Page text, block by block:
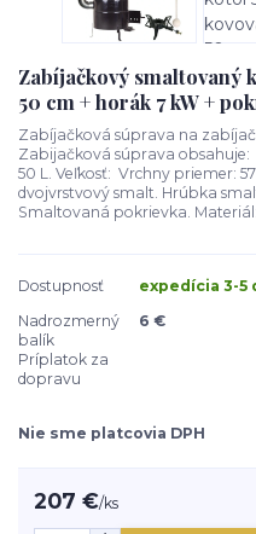
Zabíjačkový smaltovaný
50 cm + horák 7 kW +
Zabíjačková súprava na
Zabijačková súprava
50 L. Veľkosť: Vrchny priemer:
dvojvrstvový smalt. Hrúbka
Smaltovaná pokrievka. Materiál:
Dostupnosť
expedícia 3-5
Nadrozmerný
balík
Príplatok za
dopravu
6 €
Nie sme platcovia DPH
207 €/ks